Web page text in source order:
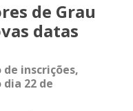
de Grau
datas
inscrições,
22 de